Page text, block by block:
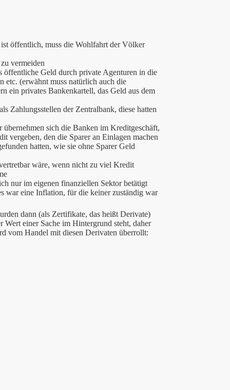
öffentlich, muss die Wohlfahrt der Völker
vermeiden
öffentliche Geld durch private Agenturen in die
etc. (erwähnt muss natürlich auch die
ein privates Bankenkartell, das Geld aus dem
Zahlungsstellen der Zentralbank, diese hatten
sich die Banken im Kreditgeschäft,
vergeben, den die Sparer an Einlagen machen
hatten, wie sie ohne Sparer Geld
wäre, wenn nicht zu viel Kredit
nur im eigenen finanziellen Sektor betätigt
war eine Inflation, für die keiner zuständig war
dann (als Zertifikate, das heißt Derivate)
Wert einer Sache im Hintergrund steht, daher
vom Handel mit diesen Derivaten überrollt: